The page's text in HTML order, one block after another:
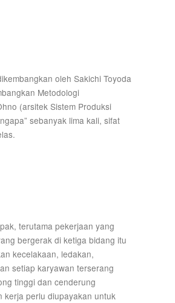
oleh Sakichi Toyoda
Metodologi
(arsitek Sistem Produksi
sebanyak lima kali, sifat
terutama pekerjaan yang
bergerak di ketiga bidang itu
kecelakaan, ledakan,
setiap karyawan terserang
tinggi dan cenderung
kerja perlu diupayakan untuk